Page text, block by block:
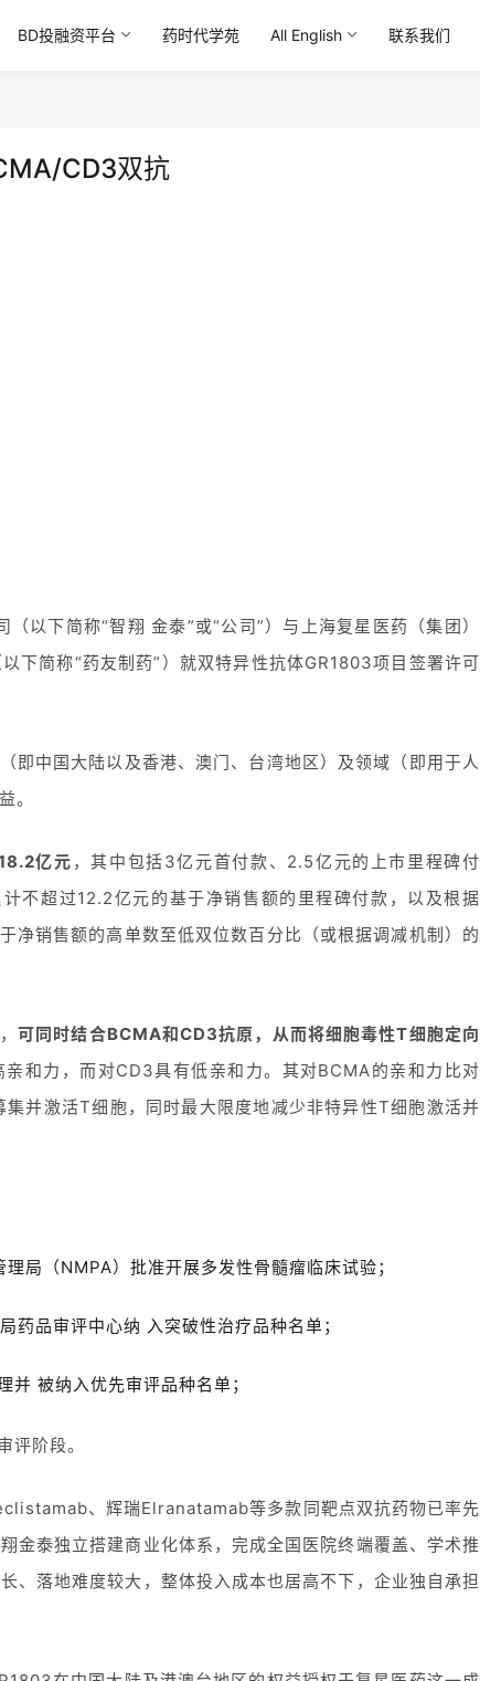
BD投融资平台 药时代学苑 All English 联系我们
CD3双抗
以下简称“智翔 金泰”或“公司”）与上海复星医药（集团）
下简称“药友制药”）就双特异性抗体GR1803项目签署许可
即中国大陆以及香港、澳门、台湾地区）及领域（即用于人
。
亿元 ，其中包括3亿元首付款、2.5亿元的上市里程碑付
不超过12.2亿元的基于净销售额的里程碑付款，以及根据
净销售额的高单数至低双位数百分比（或根据调减机制）的
可同时结合BCMA和CD3抗原，从而将细胞毒性T细胞定向
和力，而对CD3具有低亲和力。其对BCMA的亲和力比对
并激活T细胞，同时最大限度地减少非特异性T细胞激活并
局（NMPA）批准开展多发性骨髓瘤临床试验；
品审评中心纳 入突破性治疗品种名单；
被纳入优先审评品种名单；
评阶段。
、辉瑞Elranatamab等多款同靶点双抗药物已率先
金泰独立搭建商业化体系，完成全国医院终端覆盖、学术推
、落地难度较大，整体投入成本也居高不下，企业独自承担